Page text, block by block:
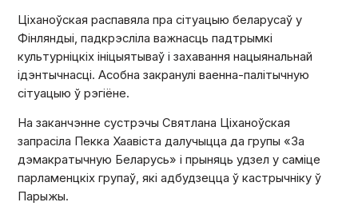
Ціханоўская распавяла пра сітуацыю беларусаў у
Фінляндыі, падкрэсліла важнасць падтрымкі
культурніцкіх ініцыятываў і захавання нацыянальнай
ідэнтычнасці. Асобна закранулі ваенна-палітычную
сітуацыю ў рэгіёне.
На заканчэнне сустрэчы Святлана Ціханоўская
запрасіла Пекка Хаавіста далучыцца да групы «За
дэмакратычную Беларусь» і прыняць удзел у саміце
парламенцкіх групаў, які адбудзецца ў кастрычніку ў
Парыжы.